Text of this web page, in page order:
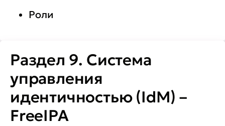
Роли
Раздел 9. Система
управления
идентичностью (IdM) –
FreeIPA